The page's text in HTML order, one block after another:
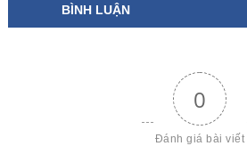
BÌNH LUẬN
0
Đánh giá bài viết